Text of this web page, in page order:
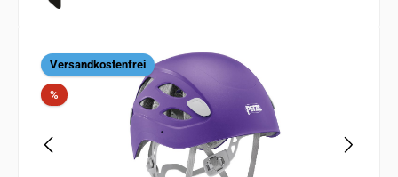
Versandkostenfrei
% Rabatt